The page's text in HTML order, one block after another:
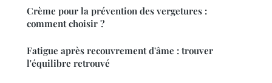
Crème pour la prévention des vergetures :
comment choisir ?
Fatigue après recouvrement d'âme : trouver
l'équilibre retrouvé